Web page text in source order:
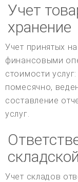
Учет
хранение
Учет принятых
финансовыми
стоимости
помесячно,
составление
услуг.
Учет складов